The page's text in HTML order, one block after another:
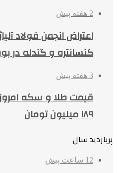
2 هفته پیش
اعتراض انجمن فولاد
کنسانتره و گندله در
3 هفته پیش
قیمت طلا و سکه
۱۸۹ میلیون تومان
پربازدید سال
12 ساعت پیش